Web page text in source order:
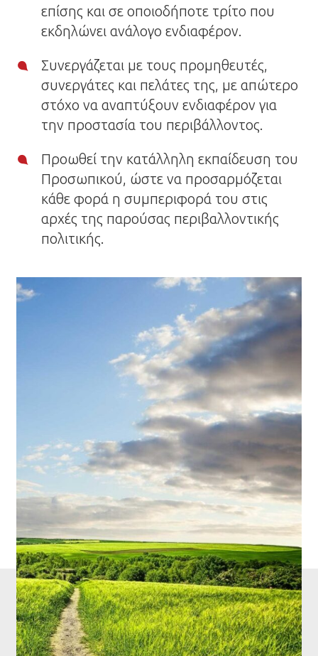
επίσης και σε οποιοδήποτε τρίτο που
εκδηλώνει ανάλογο ενδιαφέρον.
Συνεργάζεται με τους προμηθευτές,
συνεργάτες και πελάτες της, με απώτερο
στόχο να αναπτύξουν ενδιαφέρον για
την προστασία του περιβάλλοντος.
Προωθεί την κατάλληλη εκπαίδευση του
Προσωπικού, ώστε να προσαρμόζεται
κάθε φορά η συμπεριφορά του στις
αρχές της παρούσας περιβαλλοντικής
πολιτικής.